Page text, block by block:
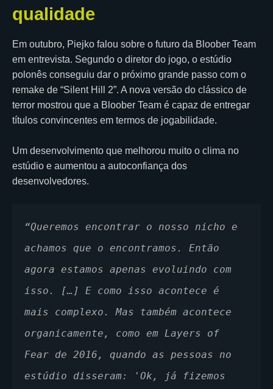
qualidade
Em outubro, Piejko falou sobre o futuro da Bloober Team
em entrevista. Segundo o diretor do jogo, o estúdio
polonês conseguiu dar o próximo grande passo com o
remake de “Silent Hill 2”. A nova versão do clássico de
terror mostrou que a Bloober Team é capaz de entregar
títulos convincentes em termos de jogabilidade.
Um desenvolvimento que melhorou muito o clima no
estúdio e aumentou a autoconfiança dos
desenvolvedores.
“Queremos encontrar o nosso nicho e
achamos que o encontramos. Então
agora estamos apenas evoluindo com
isso. […] E como isso acontece é
mais complexo. Mas também acontece
organicamente, como em Layers of
Fear de 2016, quando as pessoas no
estúdio disseram: 'Ok, já fizemos